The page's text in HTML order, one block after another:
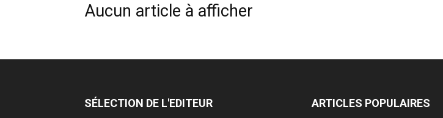
Aucun article à afficher
SÉLECTION DE L'EDITEUR ARTICLES POPULAIRES